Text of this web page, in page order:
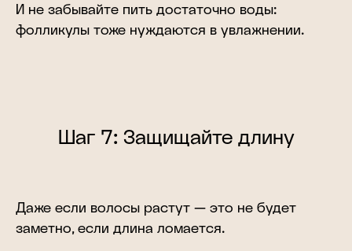
И не забывайте пить достаточно воды:
фолликулы тоже нуждаются в увлажнении.
Шаг 7: Защищайте длину
Даже если волосы растут — это не будет
заметно, если длина ломается.